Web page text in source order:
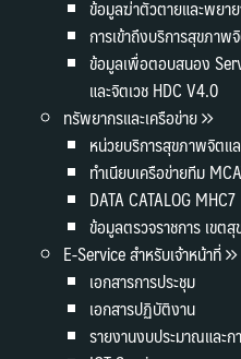
ข้อมูลฆ่าตัวตายและพยา
การเข้าถึงบริการสุขภา
ข้อมูลเพื่อตอบสนอง
และจิตเวช HDC V4.0
ทรัพยากรและเครือข่าย
หน่วยบริการสุขภาพจิตแ
ทำเนียบเครือข่ายทีม
DATA CATALOG MHC7
ข้อมูลตรวจราชการ เขต
E-Service สำหรับเจ้าหน้าที่
เอกสารการประชุม
เอกสารปฏิบัติงาน
รายงานงบประมาณและ